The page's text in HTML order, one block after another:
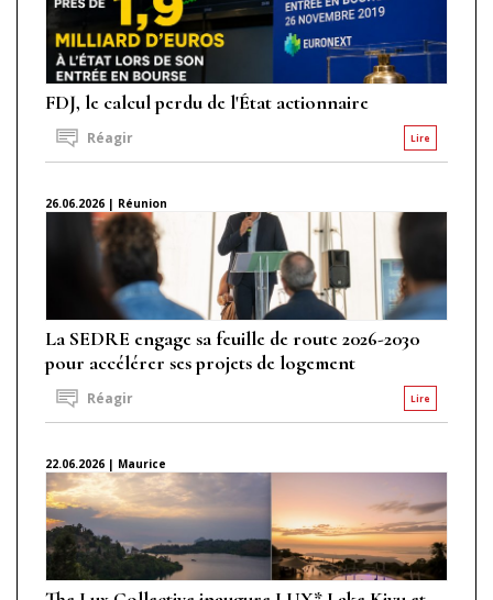
FDJ, le calcul perdu de l'État actionnaire
Lire
Réagir
26.06.2026 | Réunion
La SEDRE engage sa feuille de route 2026-2030
pour accélérer ses projets de logement
Lire
Réagir
22.06.2026 | Maurice